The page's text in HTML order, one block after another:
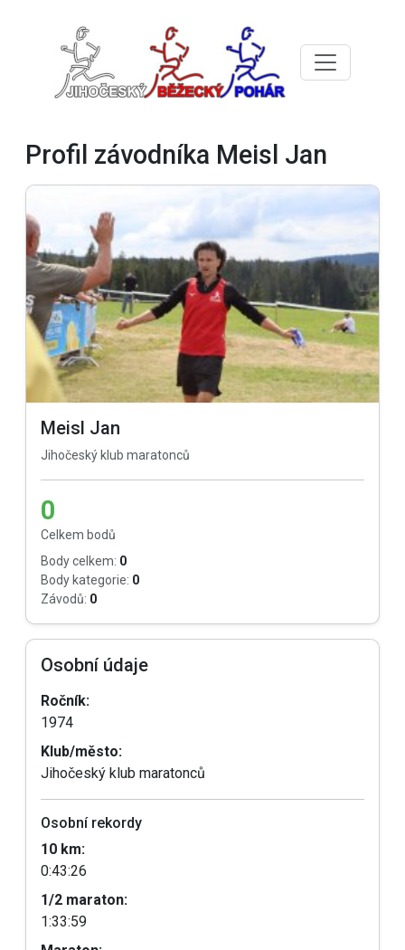
Profil závodníka Meisl Jan
Meisl Jan
Jihočeský klub maratonců
0
Celkem bodů
Body celkem: 0
Body kategorie: 0
Závodů: 0
Osobní údaje
Ročník:
1974
Klub/město:
Jihočeský klub maratonců
Osobní rekordy
10 km:
0:43:26
1/2 maraton:
1:33:59